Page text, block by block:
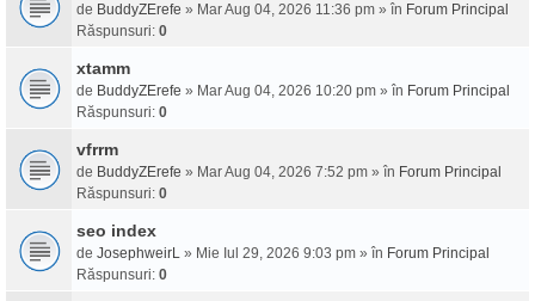
de BuddyZErefe » Mar Aug 04, 2026 11:36 pm » în Forum Principal
Răspunsuri: 0
xtamm
de BuddyZErefe » Mar Aug 04, 2026 10:20 pm » în Forum Principal
Răspunsuri: 0
vfrrm
de BuddyZErefe » Mar Aug 04, 2026 7:52 pm » în Forum Principal
Răspunsuri: 0
seo index
de JosephweirL » Mie Iul 29, 2026 9:03 pm » în Forum Principal
Răspunsuri: 0